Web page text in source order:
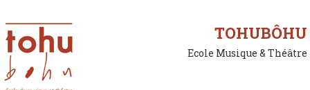
to
content
TOHUBÔHU
Ecole Musique & Théâtre